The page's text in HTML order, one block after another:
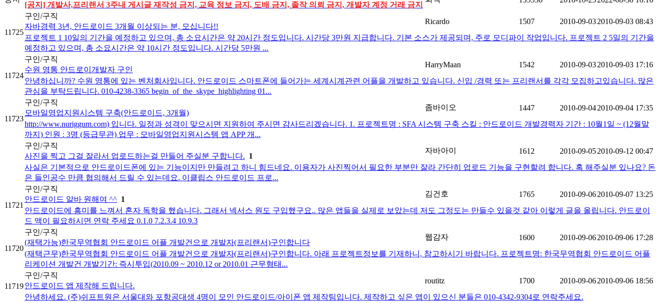
[공지] 개발사,프리랜서 3주내 게시글 재작성 금지, 교육 정보 금지, 도배 금지, 졸작 의뢰 금지, 개발자 계정 거래 금지
11725
구인/구직
자바경력 3년, 안드로이드 3개월 이상되는 분, 모십니다!!
Ricardo 1507 2010-09-032010-09-03 08:43
프로젝트 1 10일의 기간을 예정하고 있으며, 총 소요시간은 약 20시간 정도입니다. 시간당 3만원 지급합니다. 기본 소스가 제공되며, 주로 모디파이 작업입니다. 프로젝트 2 5일의 기간을
예정하고 있으며, 총 소요시간은 약 10시간 정도입니다. 시간당 5만원 ...
11724
구인/구직
수원 영통 안드로이개발자 구인
HarryMaan 1542 2010-09-032010-09-03 17:16
안녕하십니까? 수원 영통에 있는 벤처회사입니다. 안드로이드 스마트폰에 들어가는 세계시계관련 어플을 개발하고 있습니다. 신입 /경력 또는 프리랜서를 각각 모집하고있습니다. 많은
관심을 부탁드립니다. 010-4238-3365 begin_of_the_skype_highlighting 01...
11723
구인/구직
모바일영업지원시스템 구축(안드로이드, 3개월)
좀바이오 1447 2010-09-042010-09-04 17:35
http://www.nuriggum.com) 입니다. 일정과 성격이 맞으시면 지원하여 주시면 감사드리겠습니다. 1. 프로젝트명 : SFA 시스템 구축 스킬 : 안드로이드 개발경력자 기간 : 10월1일 ~ (12월말
까지) 인원 : 3명 (등급무관) 업무 : 모바일영업지원시스템 앱 APP 개...
구인/구직
사진을 찍고 그걸 잘라서 업로드하는걸 만들어 주실분 구합니다. 1
자바아이 1612 2010-09-052010-09-12 00:47
사실은 기본적으로 안드로이드폰에 있는 기능이지만 만들려고 하니 힘드네요. 이용자가 사진찍어서 필요한 부분만 잘라 간단히 업로드 기능을 구현할려 합니다. 혹 해주실분 있나요? 돈
은 들인공수 만큼 협의해서 드릴 수 있는데요. 이클립스 안드로이드 프로...
11721
구인/구직
안드로이드 알바 원해여 ^^ 1
김건호 1765 2010-09-062010-09-07 13:25
안드로이드에 흥미를 느껴서 혼자 독학을 했습니다. 그래서 넥서스 원도 구입했구요.. 많은 앱들을 실제로 보았는데 저도 그정도는 만들수 있을것 같아 이렇게 글을 올립니다. 안드로이
드 액이 필요하시면 연락 주세요 0.1.0 7.2.3.4 10.9.3
11720
구인/구직
(재택가능)한국무역협회 안드로이드 어플 개발건으로 개발자(프리랜서)구인합니다
웹감자 1600 2010-09-062010-09-06 17:28
(재택근무)한국무역협회 안드로이드 어플 개발건으로 개발자(프리랜서)구인합니다. 아래 프로젝트정보를 기재하니, 참고하시기 바랍니다. 프로젝트명: 한국무역협회 안드로이드 어플
리케이션 개발건 개발기간: 즉시투입(2010.09 ~ 2010.12 or 2010.01 근무형태...
11719
구인/구직
안드로이드 앱 제작해 드립니다.
routitz 1700 2010-09-062010-09-06 18:56
안녕하세요. (주)쉬프트원은 서울대와 포항공대생 4명이 모인 안드로이드/아이폰 앱 제작팀입니다. 제작하고 싶은 앱이 있으신 분들은 010-4342-9304로 연락주세요.